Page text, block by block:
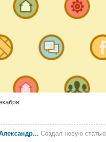
Создал новую статью